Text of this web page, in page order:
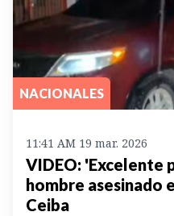
NACIONALES
11:41 AM 19 mar. 2026
VIDEO: 'Excelente
hombre asesinado
Ceiba